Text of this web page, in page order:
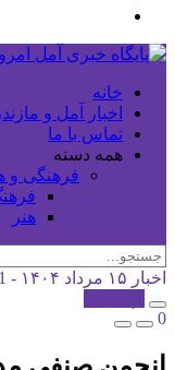
خانه
اخبار آمل و
تماس با ما
همه دسته
فرهنگی و
هنر
اخبار ۱۵ مرداد ۱۴۰۴ - 1 سال پیش
0